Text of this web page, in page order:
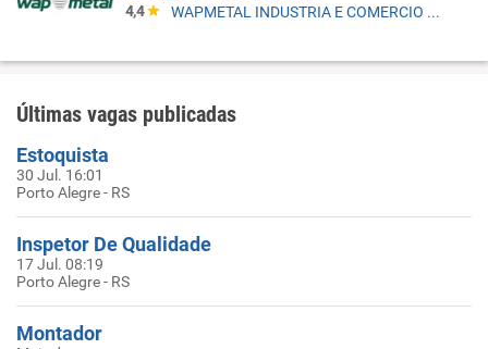
4,4 WAPMETAL INDUSTRIA E COMERCIO DE MOLAS E ESTAMPADOS LTDA
Últimas vagas publicadas
Estoquista
30 Jul. 16:01
Porto Alegre - RS
Inspetor De Qualidade
17 Jul. 08:19
Porto Alegre - RS
Montador